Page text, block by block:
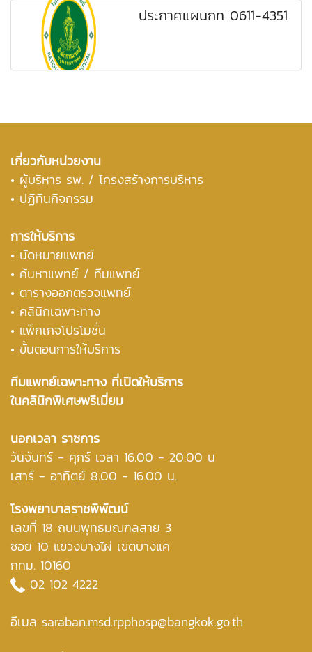
ประกาศแผนกท 0611-4351
เกี่ยวกับหน่วยงาน
• ผู้บริหาร รพ. / โครงสร้างการบริหาร
• ปฏิทินกิจกรรม
การให้บริการ
• นัดหมายแพทย์
• ค้นหาแพทย์ / ทีมแพทย์
• ตารางออกตรวจแพทย์
• คลินิกเฉพาะทาง
• แพ็กเกจโปรโมชั่น
• ขั้นตอนการให้บริการ
ทีมแพทย์เฉพาะทาง ที่เปิดให้บริการ
ในคลินิกพิเศษพรีเมี่ยม
นอกเวลา ราชการ
วันจันทร์ - ศุกร์ เวลา 16.00 - 20.00 น
เสาร์ - อาทิตย์ 8.00 - 16.00 น.
โรงพยาบาลราชพิพัฒน์
เลขที่ 18 ถนนพุทธมณฑลสาย 3
ซอย 10 แขวงบางไผ่ เขตบางแค
กทม. 10160
02 102 4222
อีเมล saraban.msd.rpphosp@bangkok.go.th